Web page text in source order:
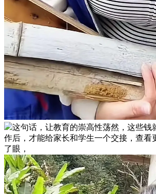
这句话，让教育的崇高性荡然，这些钱
作后，才能给家长和学生一个交接，查看
了眼，